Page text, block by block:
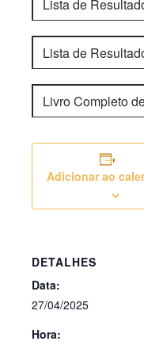
Lista de
Lista de
Livro Completo
Adicionar ao
DETALHES
Data:
27/04/2025
Hora: